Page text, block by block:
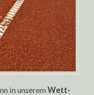
in unseremWett-